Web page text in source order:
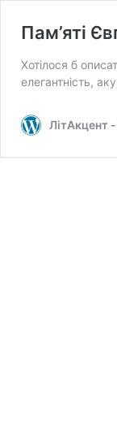
Пам’яті
Хотілося б
елегантність,
ЛітАкцент -